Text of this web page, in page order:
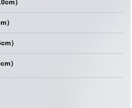
）
）
）
）